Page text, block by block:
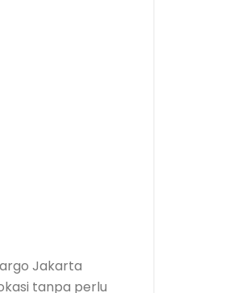
Jakarta
tanpa perlu